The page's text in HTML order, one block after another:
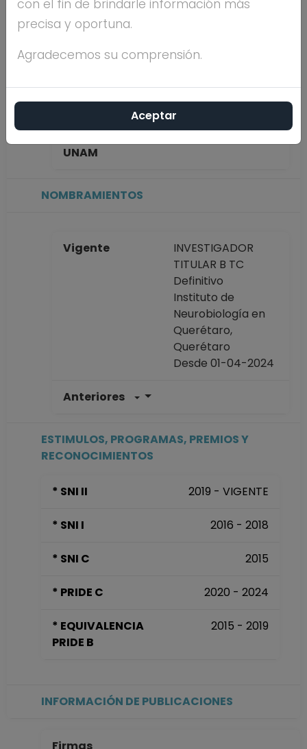
SOLORZANO
estudios
Antigüedad
UNAM
NOMBRAMIENTOS
Vigente
INVESTIGADOR
TITULAR B TC
Definitivo
Instituto de
Neurobiología en
Querétaro,
Querétaro
Desde 01-04-2024
Anteriores
Instituto de
Querétaro
hasta 31-03-2024
TITULAR A TC No
Instituto de
Querétaro,
ASOCIADO C TC No
ESTIMULOS, PROGRAMAS, PREMIOS Y
RECONOCIMIENTOS
* SNI II 2019 - VIGENTE
* SNI I 2016 - 2018
* SNI C 2015
* PRIDE C 2020 - 2024
* EQUIVALENCIA
PRIDE B
2015 - 2019
INFORMACIÓN DE PUBLICACIONES
con el fin de brindarle información más
precisa y oportuna.
Agradecemos su comprensión.
Aceptar